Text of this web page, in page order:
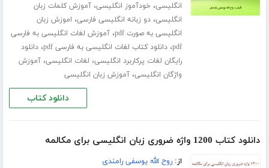
انگلیسی، خودآموز انگلیسی،آموزش کلمات زبان
انگلیسی،دو زبانه انگلیسی فارسی، اموزش زبان
انگلیسی به صورت pdf
،آموزش لغات انگلیسی به فارسی
pdf،دانلود کتاب لغات انگلیسی به فارسی pdf ،دانلود
رایگان لغات پرکاربرد انگلیسی، لغات انگلیسی،آموزش
واژگان انگلیسی،آموزش زبان انگلیسی
دانلود کتاب
دانلود کتاب 1200 واژه ضروری زبان انگلیسی برای مکالمه
از:روح الله یوسفی رامندی